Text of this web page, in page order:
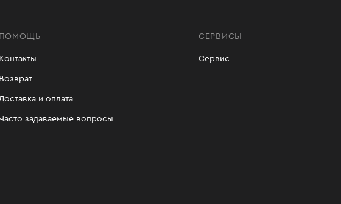
ПОМОЩЬ
Контакты
Возврат
Доставка и оплата
задаваемые вопросы
СЕРВИСЫ
Сервис